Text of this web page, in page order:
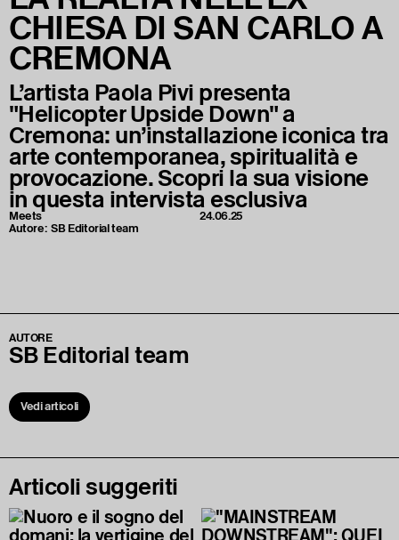
CHIESA DI SAN CARLO A
CREMONA
L’artista Paola Pivi presenta
"Helicopter Upside Down" a
Cremona: un’installazione iconica tra
arte contemporanea, spiritualità e
provocazione. Scopri la sua visione
in questa intervista esclusiva
Meets
Autore:SB Editorial team
24.06.25
AUTORE
SB Editorial team
Vedi articoli
Articoli suggeriti